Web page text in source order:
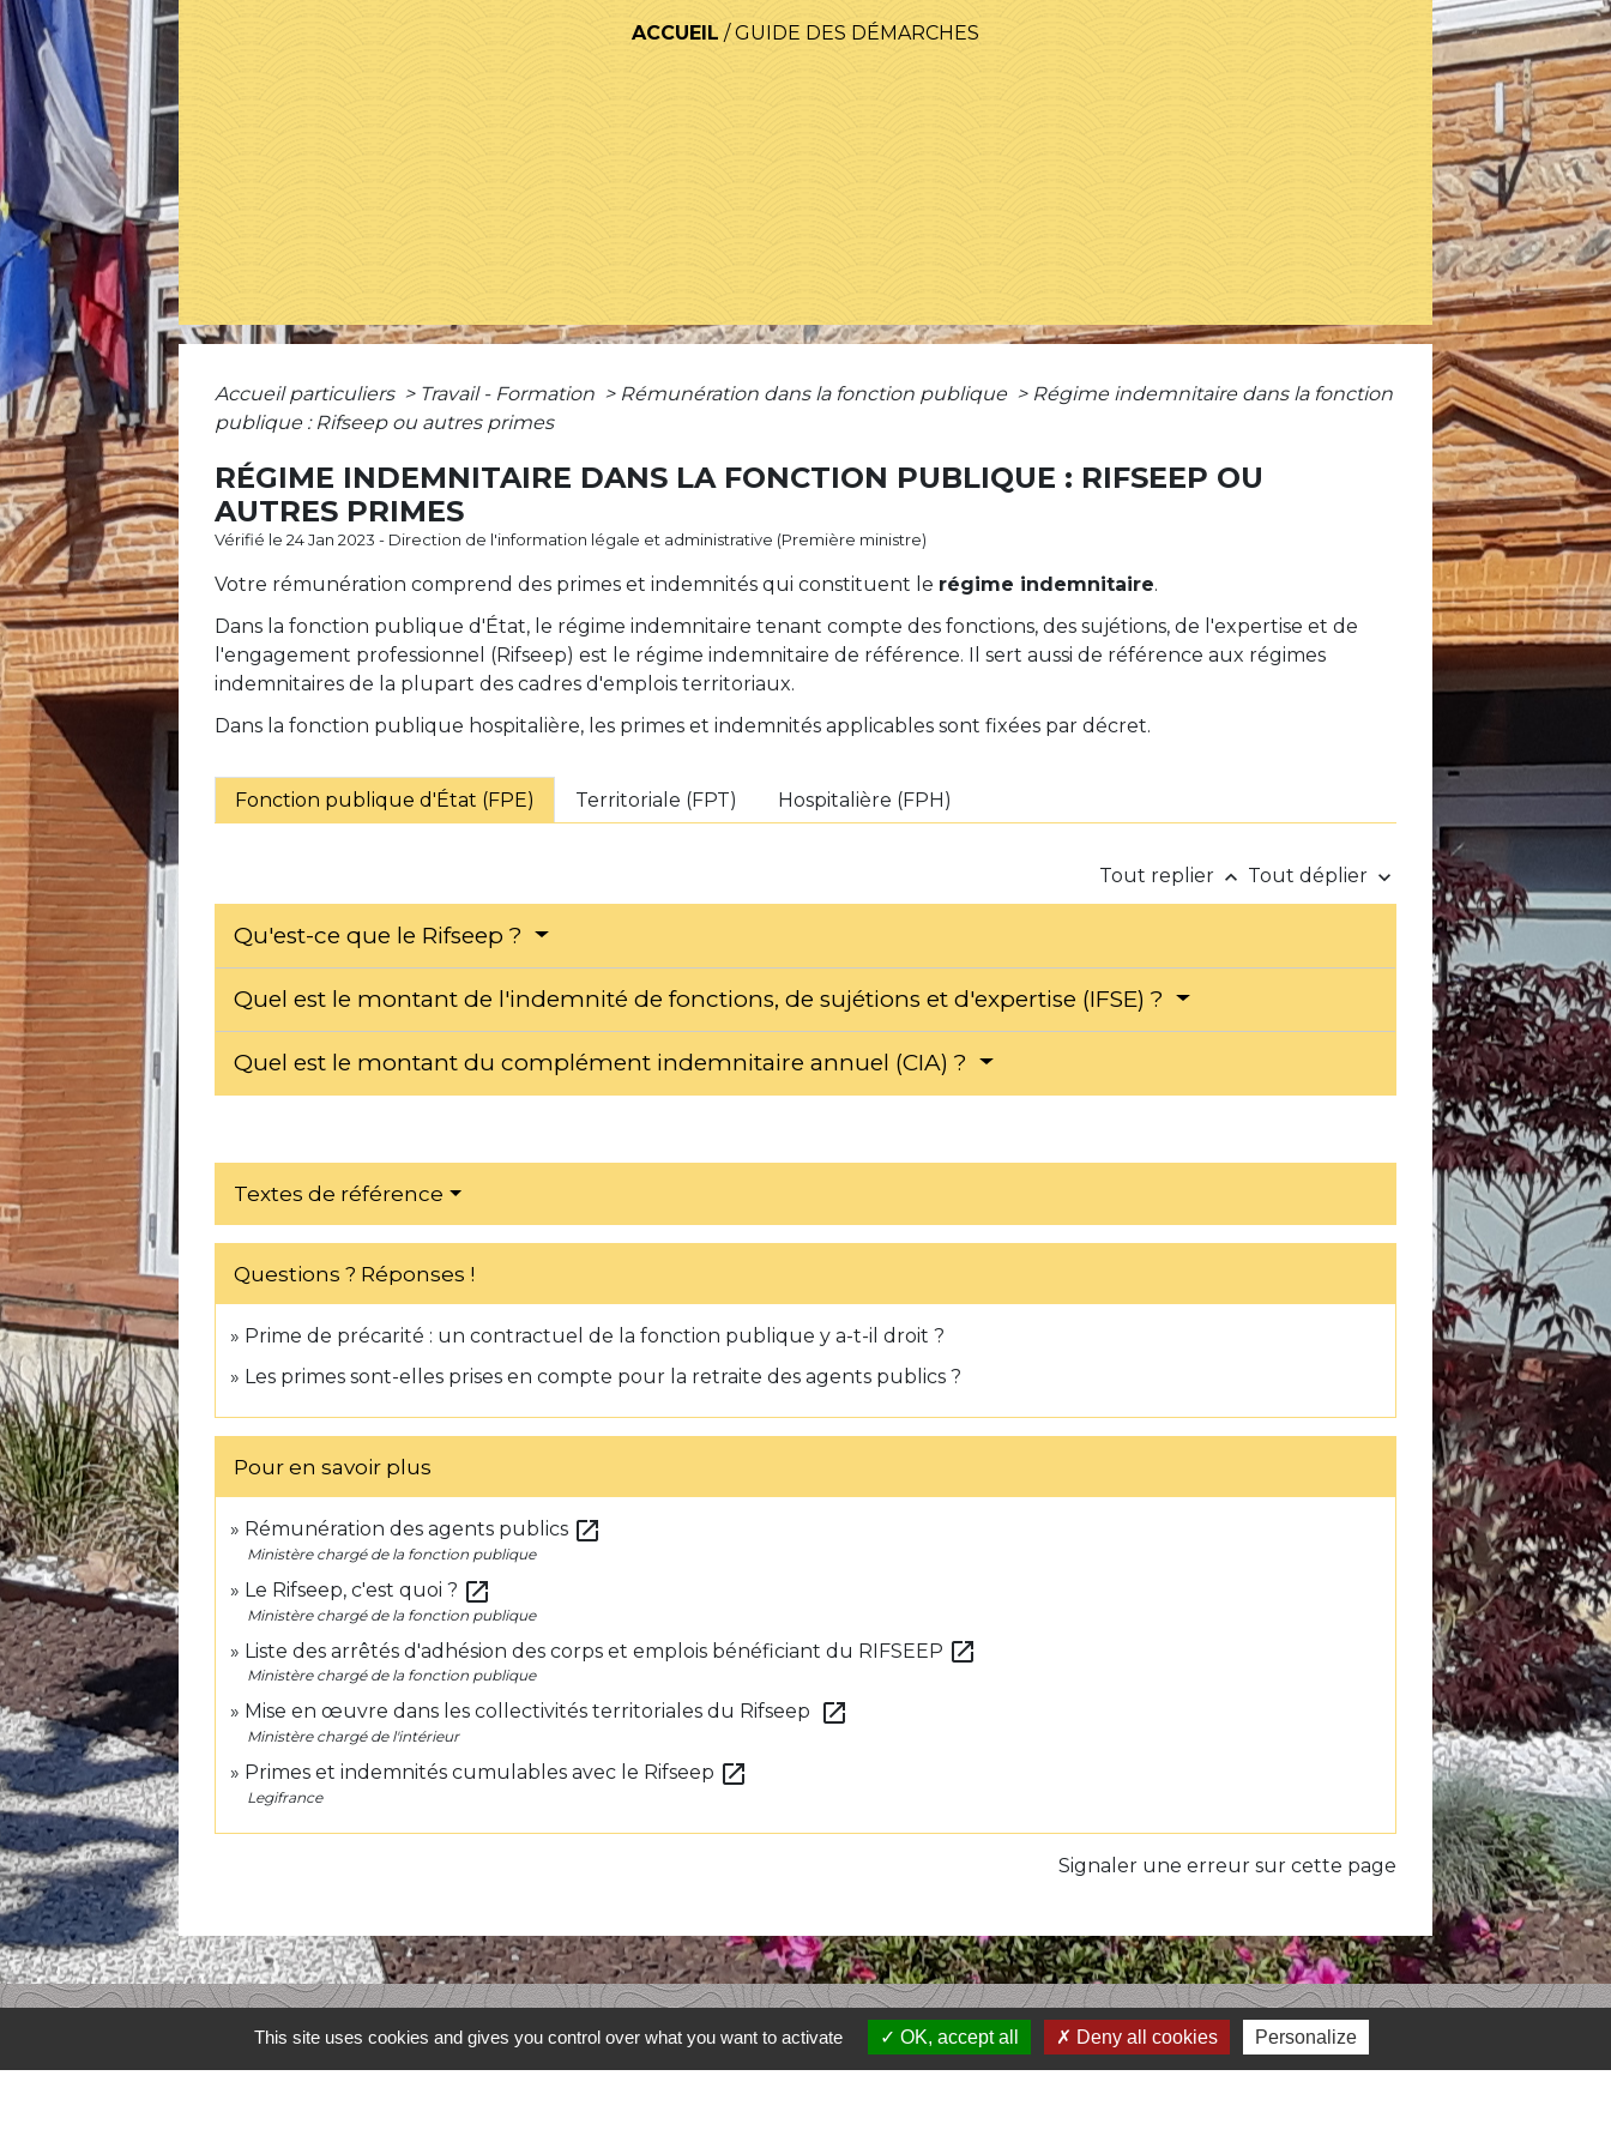
ACCUEIL /GUIDE DES DÉMARCHES
Accueil particuliers > Travail - Formation > Rémunération dans la fonction publique > Régime indemnitaire dans la fonction
publique : Rifseep ou autres primes
RÉGIME INDEMNITAIRE DANS LA FONCTION PUBLIQUE : RIFSEEP OU
AUTRES PRIMES
Vérifié le 24 Jan 2023 - Direction de l'information légale et administrative (Première ministre)
Votre rémunération comprend des primes et indemnités qui constituent le régime indemnitaire.
Dans la fonction publique d'État, le régime indemnitaire tenant compte des fonctions, des sujétions, de l'expertise et de
l'engagement professionnel (Rifseep) est le régime indemnitaire de référence. Il sert aussi de référence aux régimes
indemnitaires de la plupart des cadres d'emplois territoriaux.
Dans la fonction publique hospitalière, les primes et indemnités applicables sont fixées par décret.
Fonction publique d'État (FPE) Territoriale (FPT) Hospitalière (FPH)
Tout replier keyboard_arrow_up Tout déplier keyboard_arrow_down
Qu'est-ce que le Rifseep ?
Quel est le montant de l'indemnité de fonctions, de sujétions et d'expertise (IFSE) ?
Quel est le montant du complément indemnitaire annuel (CIA) ?
Textes de référence
Questions ? Réponses !
Prime de précarité : un contractuel de la fonction publique y a-t-il droit ?
Les primes sont-elles prises en compte pour la retraite des agents publics ?
Pour en savoir plus
Rémunération des agents publics open_in_new
Ministère chargé de la fonction publique
Le Rifseep, c'est quoi ? open_in_new
Ministère chargé de la fonction publique
Liste des arrêtés d'adhésion des corps et emplois bénéficiant du RIFSEEP open_in_new
Ministère chargé de la fonction publique
Mise en œuvre dans les collectivités territoriales du Rifseep open_in_new
Ministère chargé de l'intérieur
Primes et indemnités cumulables avec le Rifseep open_in_new
Legifrance
Signaler une erreur sur cette page
Contacts Liens
This site uses cookies and gives you control over what you want to activate OK, accept all Deny all cookies Personalize